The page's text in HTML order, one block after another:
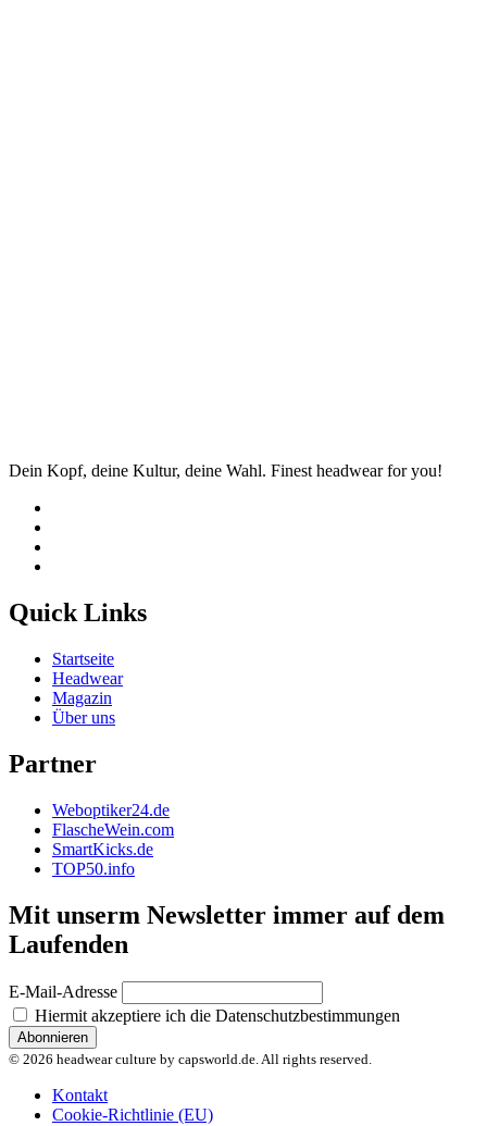
Dein Kopf, deine Kultur, deine Wahl. Finest headwear for you!
Quick Links
Startseite
Headwear
Magazin
Über uns
Partner
Weboptiker24.de
FlascheWein.com
SmartKicks.de
TOP50.info
Mit unserm Newsletter immer auf dem
Laufenden
E-Mail-Adresse
Hiermit akzeptiere ich die Datenschutzbestimmungen
© 2026 headwear culture by capsworld.de. All rights reserved.
Kontakt
Cookie-Richtlinie (EU)